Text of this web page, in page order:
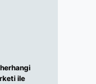
ile